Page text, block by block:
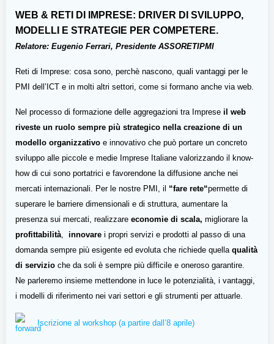
WEB & RETI DI IMPRESE: DRIVER DI SVILUPPO,
MODELLI E STRATEGIE PER COMPETERE.
Relatore: Eugenio Ferrari, Presidente ASSORETIPMI
Reti di Imprese: cosa sono, perchè nascono, quali vantaggi per le
PMI dell’ICT e in molti altri settori, come si formano anche via web.
Nel processo di formazione delle aggregazioni tra Imprese il web
riveste un ruolo sempre più strategico nella creazione di un
modello organizzativo e innovativo che può portare un concreto
sviluppo alle piccole e medie Imprese Italiane valorizzando il know-
how di cui sono portatrici e favorendone la diffusione anche nei
mercati internazionali. Per le nostre PMI, il “fare rete“permette di
superare le barriere dimensionali e di struttura, aumentare la
presenza sui mercati, realizzare economie di scala, migliorare la
profittabilità
innovare i propri servizi e prodotti al passo di una
domanda sempre più esigente ed evoluta che richiede quella qualità
di servizio che da soli è sempre più difficile e oneroso garantire.
Ne parleremo insieme mettendone in luce le potenzialità, i vantaggi,
i modelli di riferimento nei vari settori e gli strumenti per attuarle.
Iscrizione al workshop (a partire dall’8 aprile)